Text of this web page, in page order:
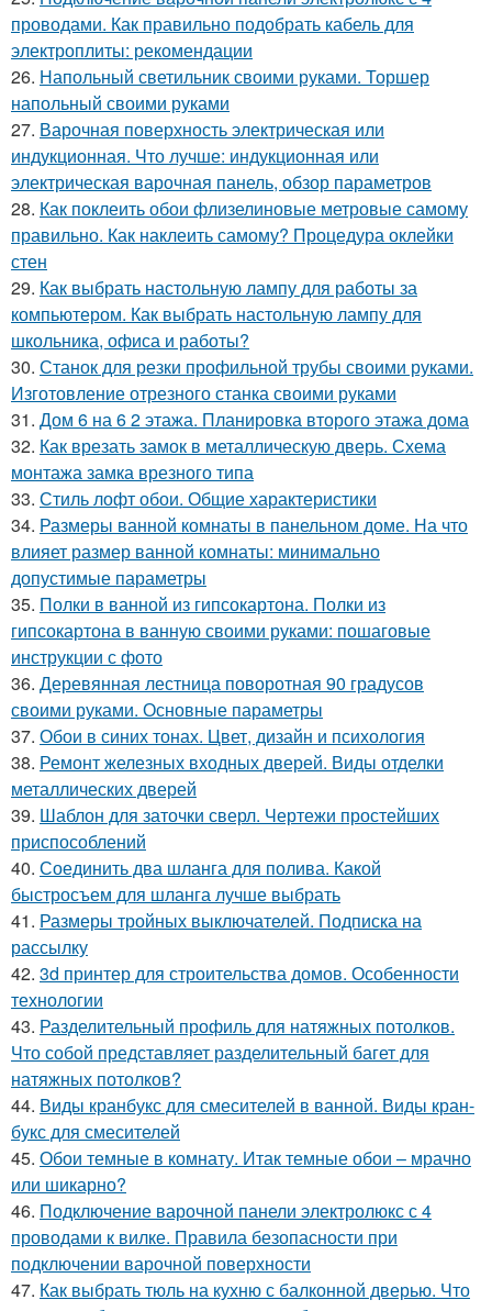
проводами. Как правильно подобрать кабель для
электроплиты: рекомендации
26. Напольный светильник своими руками. Торшер
напольный своими руками
27. Варочная поверхность электрическая или
индукционная. Что лучше: индукционная или
электрическая варочная панель, обзор параметров
28. Как поклеить обои флизелиновые метровые самому
правильно. Как наклеить самому? Процедура оклейки
стен
29. Как выбрать настольную лампу для работы за
компьютером. Как выбрать настольную лампу для
школьника, офиса и работы?
30. Станок для резки профильной трубы своими руками.
Изготовление отрезного станка своими руками
31. Дом 6 на 6 2 этажа. Планировка второго этажа дома
32. Как врезать замок в металлическую дверь. Схема
монтажа замка врезного типа
33. Стиль лофт обои. Общие характеристики
34. Размеры ванной комнаты в панельном доме. На что
влияет размер ванной комнаты: минимально
допустимые параметры
35. Полки в ванной из гипсокартона. Полки из
гипсокартона в ванную своими руками: пошаговые
инструкции с фото
36. Деревянная лестница поворотная 90 градусов
своими руками. Основные параметры
37. Обои в синих тонах. Цвет, дизайн и психология
38. Ремонт железных входных дверей. Виды отделки
металлических дверей
39. Шаблон для заточки сверл. Чертежи простейших
приспособлений
40. Соединить два шланга для полива. Какой
быстросъем для шланга лучше выбрать
41. Размеры тройных выключателей. Подписка на
рассылку
42. 3d принтер для строительства домов. Особенности
технологии
43. Разделительный профиль для натяжных потолков.
Что собой представляет разделительный багет для
натяжных потолков?
44. Виды кранбукс для смесителей в ванной. Виды кран-
букс для смесителей
45. Обои темные в комнату. Итак темные обои – мрачно
или шикарно?
46. Подключение варочной панели электролюкс с 4
проводами к вилке. Правила безопасности при
подключении варочной поверхности
47. Как выбрать тюль на кухню с балконной дверью. Что